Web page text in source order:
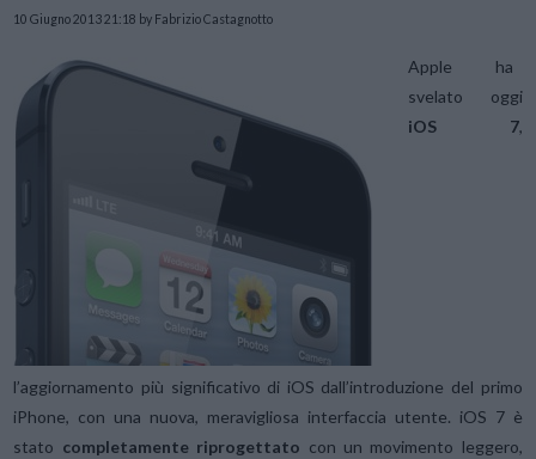
10 Giugno 2013 21:18 by Fabrizio Castagnotto
Apple ha
svelato oggi
iOS 7,
l’aggiornamento più significativo di iOS dall’introduzione del primo
iPhone, con una nuova, meravigliosa interfaccia utente. iOS 7 è
stato completamente riprogettato con un movimento leggero,